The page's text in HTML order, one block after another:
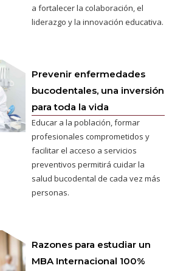
a fortalecer la colaboración, el
liderazgo y la innovación educativa.
Prevenir enfermedades
bucodentales, una inversión
para toda la vida
Educar a la población, formar
profesionales comprometidos y
facilitar el acceso a servicios
preventivos permitirá cuidar la
salud bucodental de cada vez más
personas.
Razones para estudiar un
MBA Internacional 100%